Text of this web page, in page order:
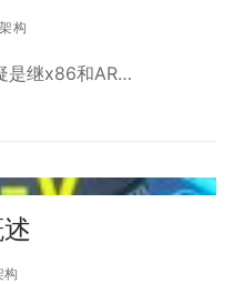
构
是继x86和AR…
构